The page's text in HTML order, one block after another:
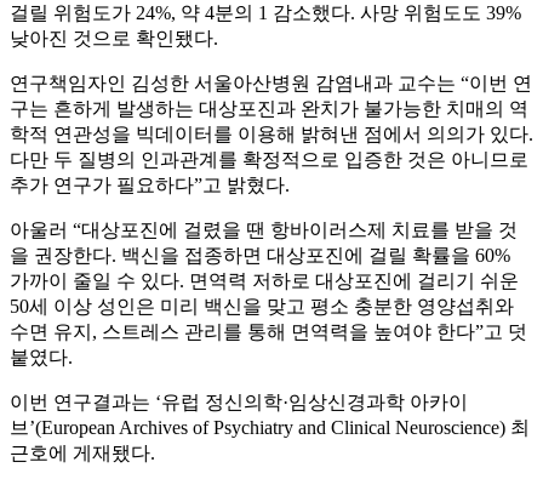
걸릴 위험도가 24%, 약 4분의 1 감소했다. 사망 위험도도 39%
낮아진 것으로 확인됐다.
연구책임자인 김성한 서울아산병원 감염내과 교수는 “이번 연
구는 흔하게 발생하는 대상포진과 완치가 불가능한 치매의 역
학적 연관성을 빅데이터를 이용해 밝혀낸 점에서 의의가 있다.
다만 두 질병의 인과관계를 확정적으로 입증한 것은 아니므로
추가 연구가 필요하다”고 밝혔다.
아울러 “대상포진에 걸렸을 땐 항바이러스제 치료를 받을 것
을 권장한다. 백신을 접종하면 대상포진에 걸릴 확률을 60%
가까이 줄일 수 있다. 면역력 저하로 대상포진에 걸리기 쉬운
50세 이상 성인은 미리 백신을 맞고 평소 충분한 영양섭취와
수면 유지, 스트레스 관리를 통해 면역력을 높여야 한다”고 덧
붙였다.
이번 연구결과는 ‘유럽 정신의학·임상신경과학 아카이
브’(European Archives of Psychiatry and Clinical Neuroscience) 최
근호에 게재됐다.